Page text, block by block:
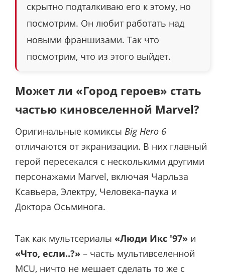
скрытно подталкиваю его к этому, но
посмотрим. Он любит работать над
новыми франшизами. Так что
посмотрим, что из этого выйдет.
Может ли «Город героев» стать
частью киновселенной Marvel?
Оригинальные комиксы Big Hero 6
отличаются от экранизации. В них главный
герой пересекался с несколькими другими
персонажами Marvel, включая Чарльза
Ксавьера, Электру, Человека-паука и
Доктора Осьминога.
Так как мультсериалы «Люди Икс '97» и
«Что, если..?» – часть мультивселенной
MCU, ничто не мешает сделать то же с